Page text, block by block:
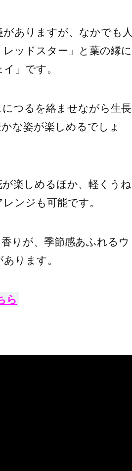
ありますが、なかでも人
ッドスター」と葉の縁に
」です。
つるを絡ませながら生長
な姿が楽しめるでしょ
楽しめるほか、軽くうね
ンジも可能です。
りが、季節感あふれるウ
ります。
ら